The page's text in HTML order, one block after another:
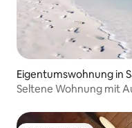
Eigentumswohnung in
Seltene Wohnung mit